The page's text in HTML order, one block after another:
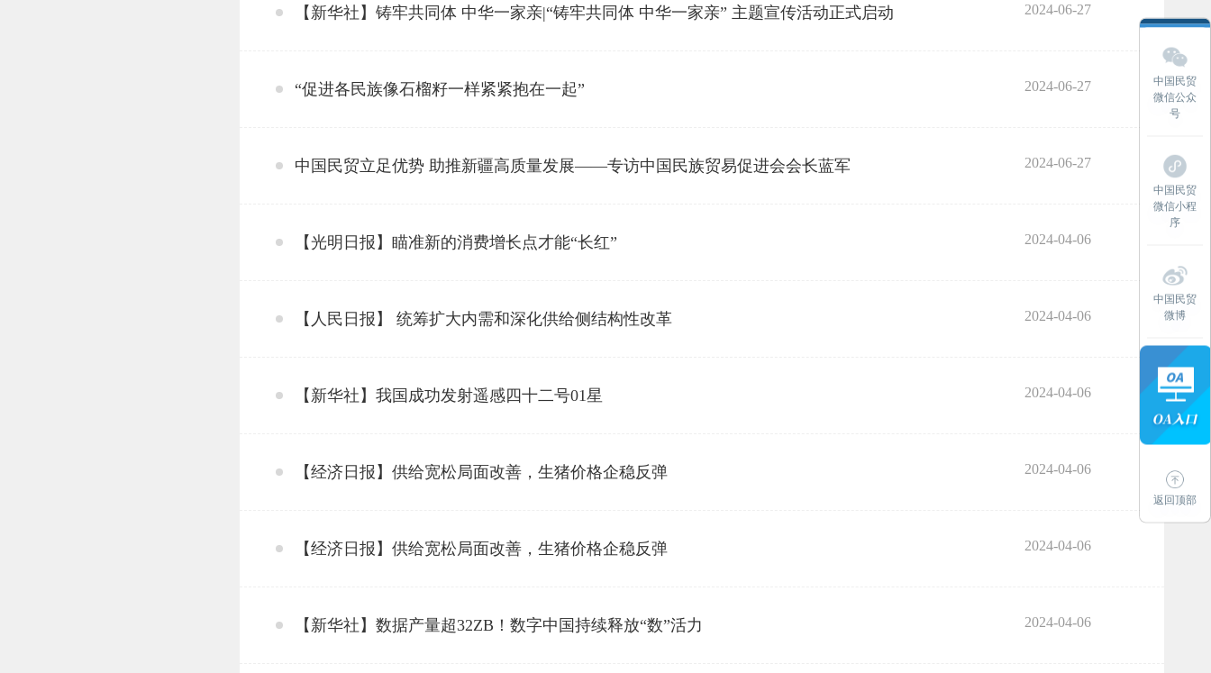
【新华社】铸牢共同体 中华一家亲|“铸牢共同体 中华一家亲” 主题宣传活动正式启动 2024-06-27
“促进各民族像石榴籽一样紧紧抱在一起” 2024-06-27
中国民贸立足优势 助推新疆高质量发展——专访中国民族贸易促进会会长蓝军 2024-06-27
【光明日报】瞄准新的消费增长点才能“长红” 2024-04-06
【人民日报】 统筹扩大内需和深化供给侧结构性改革 2024-04-06
【新华社】我国成功发射遥感四十二号01星 2024-04-06
【经济日报】供给宽松局面改善，生猪价格企稳反弹 2024-04-06
【经济日报】供给宽松局面改善，生猪价格企稳反弹 2024-04-06
【新华社】数据产量超32ZB！数字中国持续释放“数”活力 2024-04-06
中国民贸
微信公众
号
中国民贸
微信小程
序
中国民贸
微博
返回顶部